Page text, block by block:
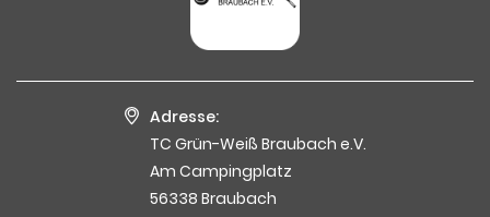
Adresse:
TC Grün-Weiß Braubach e.V.
Am Campingplatz
56338 Braubach